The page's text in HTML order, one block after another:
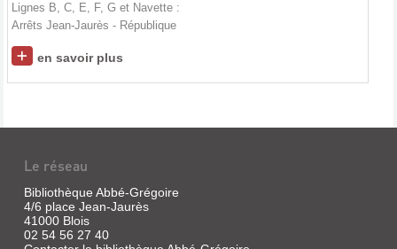
Lignes B, C, E, F, G et Navette :
Arrêts Jean-Jaurès - République
en savoir plus
Le réseau
Bibliothèque Abbé-Grégoire
4/6 place Jean-Jaurès
41000 Blois
02 54 56 27 40